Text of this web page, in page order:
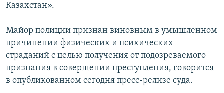
TÜRKMENÇE
Казахстан».
Майор полиции признан виновным в умышленном
причинении физических и психических
страданий с целью получения от подозреваемого
признания в совершении преступления, говорится
в опубликованном сегодня пресс-релизе суда.